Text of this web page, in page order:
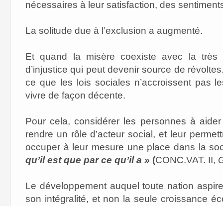
nécessaires à leur satisfaction, des
La solitude due à l’exclusion a augmenté.
Et quand la misère coexiste avec la très
d’injustice qui peut devenir source de
ce que les lois sociales n’accroissent pas
vivre de façon décente.
Pour cela, considérer les personnes à
rendre un rôle d’acteur social, et leur
occuper à leur mesure une place dans la
qu’il est que par ce qu’il a » (CONC.VAT. II,
Le développement auquel toute nation
son intégralité, et non la seule croissance